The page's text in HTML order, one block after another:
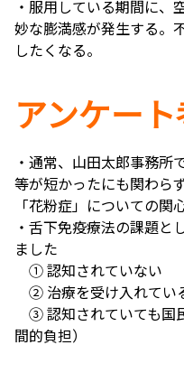
・服用している期間に、
妙な膨満感が発生する。
したくなる。
アンケー
・通常、山田太郎事務所
等が短かったにも関わら
「花粉症」についての関
・舌下免疫療法の課題と
ました
① 認知されていない
② 治療を受け入れてい
③ 認知されていても国
間的負担）